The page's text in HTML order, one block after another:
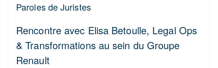
Paroles de Juristes
Rencontre avec Elisa Betoulle, Legal Ops
& Transformations au sein du Groupe
Renault